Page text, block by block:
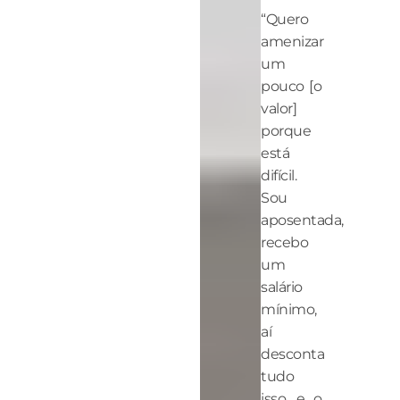
“Quero
amenizar
um
pouco [o
valor]
porque
está
difícil.
Sou
aposentada,
recebo
um
salário
mínimo,
aí
desconta
tudo